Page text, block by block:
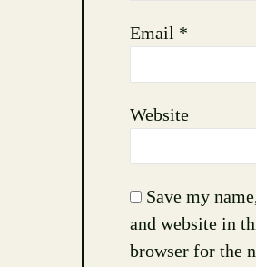
Email *
Website
Save my
and website in
browser for the